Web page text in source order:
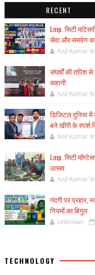
RECENT
Lmp. सिटी
सेवा और समर्पण
Anil Kumar
संघर्षों की तपिश
कहानी
Anil Kumar
डिजिटल दुनिया
बने खीरी के स्पर्श
Anil Kumar
Lmp. सिटी
उत्सव
Anil Kumar
गंदगी पर प्रहार,
नियमों का बिगुल
Unknown
TECHNOLOGY